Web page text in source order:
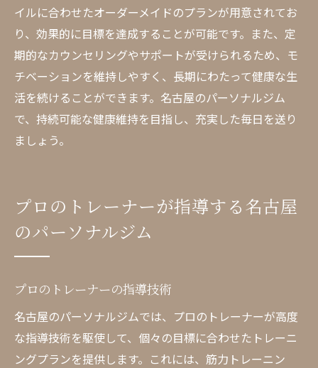
イルに合わせたオーダーメイドのプランが用意されてお
り、効果的に目標を達成することが可能です。また、定
期的なカウンセリングやサポートが受けられるため、モ
チベーションを維持しやすく、長期にわたって健康な生
活を続けることができます。名古屋のパーソナルジム
で、持続可能な健康維持を目指し、充実した毎日を送り
ましょう。
プロのトレーナーが指導する名古屋
のパーソナルジム
プロのトレーナーの指導技術
名古屋のパーソナルジムでは、プロのトレーナーが高度
な指導技術を駆使して、個々の目標に合わせたトレーニ
ングプランを提供します。これには、筋力トレーニン